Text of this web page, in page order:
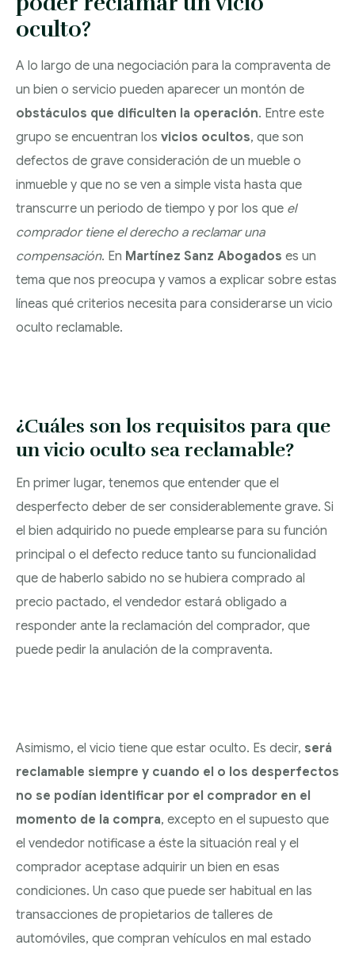
ERTE Y
Y SUCESIONES
SEPARACIONES Y
DIVORCIOS
REGÍMENES
ECONÓMICOS
MATRIMONIALES
PROCEDIMIENTOS
DE MEDIDAS
ABOGADOS
PÚBLICA Y
CONTENCIOSO
ADMINISTRATIVO
DERECHO BANCARIO
EJECUCIONES
HIPOTECARIAS
CLAÚSULAS
ABUSIVAS
oculto?
A lo largo de una negociación para la compraventa de
un bien o servicio pueden aparecer un montón de
obstáculos que dificulten la operación. Entre este
grupo se encuentran los vicios ocultos, que son
defectos de grave consideración de un mueble o
inmueble y que no se ven a simple vista hasta que
transcurre un periodo de tiempo y por los que el
comprador tiene el derecho a reclamar una
compensación. En Martínez Sanz Abogados es un
tema que nos preocupa y vamos a explicar sobre estas
líneas qué criterios necesita para considerarse un vicio
oculto reclamable.
¿Cuáles son los requisitos para que
un vicio oculto sea reclamable?
En primer lugar, tenemos que entender que el
desperfecto deber de ser considerablemente grave. Si
el bien adquirido no puede emplearse para su función
principal o el defecto reduce tanto su funcionalidad
que de haberlo sabido no se hubiera comprado al
precio pactado, el vendedor estará obligado a
responder ante la reclamación del comprador, que
puede pedir la anulación de la compraventa.
Asimismo, el vicio tiene que estar oculto. Es decir, será
reclamable siempre y cuando el o los desperfectos
no se podían identificar por el comprador en el
momento de la compra, excepto en el supuesto que
el vendedor notificase a éste la situación real y el
comprador aceptase adquirir un bien en esas
condiciones. Un caso que puede ser habitual en las
transacciones de propietarios de talleres de
automóviles, que compran vehículos en mal estado